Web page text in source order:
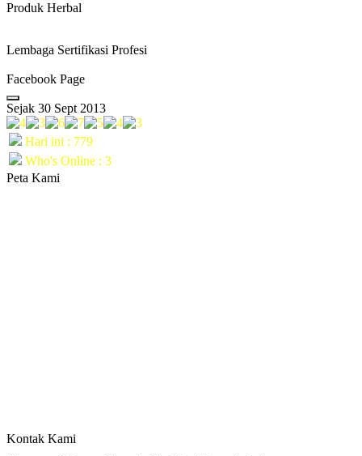
Produk Herbal
Lembaga Sertifikasi Profesi
Facebook Page
Sejak 30 Sept 2013
Hari ini : 779
Who's Online : 3
Peta Kami
Kontak Kami